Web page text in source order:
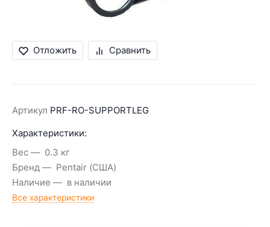
Отложить Сравнить
Артикул PRF-RO-SUPPORTLEG
Характеристики:
Вес
0.3 кг
Бренд
Pentair (США)
Наличие
в наличии
Все характеристики